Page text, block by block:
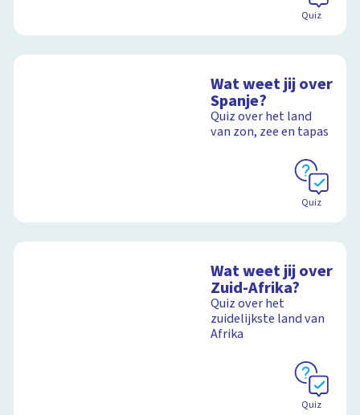
Quiz
Wat weet jij over
Spanje?
Quiz over het land
van zon, zee en tapas
Quiz
Wat weet jij over
Zuid-Afrika?
Quiz over het
zuidelijkste land van
Afrika
Quiz